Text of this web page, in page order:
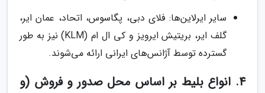
سایر ایرلاین‌ها: فلای دبی، پگاسوس، اتحاد، عمان ایر،
گلف ایر، بریتیش ایرویز و کی ال ام (KLM) نیز به طور
گسترده توسط آژانس‌های ایرانی ارائه می‌شوند.
4. انواع بلیط بر اساس محل صدور و فروش (و